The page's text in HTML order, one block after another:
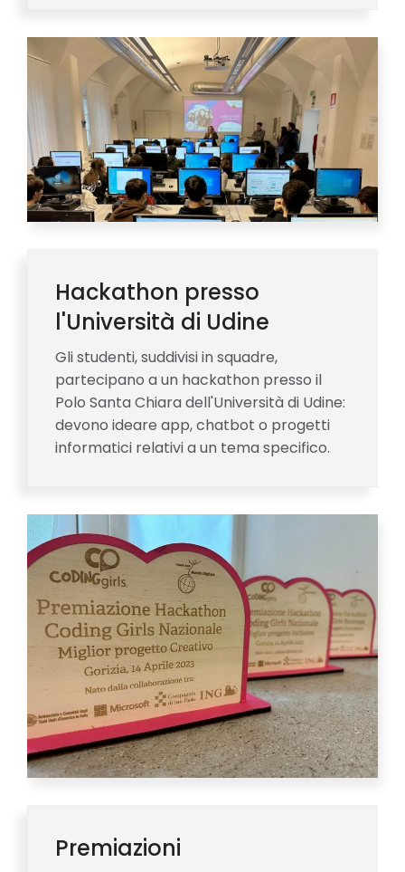
Hackathon presso
l'Università di Udine
Gli studenti, suddivisi in squadre,
partecipano a un hackathon presso il
Polo Santa Chiara dell'Università di Udine:
devono ideare app, chatbot o progetti
informatici relativi a un tema specifico.
Premiazioni